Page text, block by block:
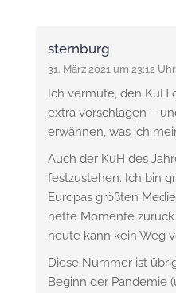
sternburg
31. März 2021 um 23:12 Uhr
Ich vermute, den KuH
extra vorschlagen –
erwähnen, was ich
Auch der KuH des
festzustehen. Ich bin
Europas größten
nette Momente
heute kann kein Weg
Diese Nummer ist
Beginn der Pandemie